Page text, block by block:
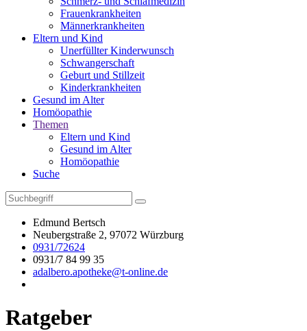
Frauenkrankheiten
Männerkrankheiten
Eltern und Kind
Unerfüllter Kinderwunsch
Schwangerschaft
Geburt und Stillzeit
Kinderkrankheiten
Gesund im Alter
Homöopathie
Themen
Eltern und Kind
Gesund im Alter
Homöopathie
Suche
Edmund Bertsch
Neubergstraße 2, 97072 Würzburg
0931/72624
0931/7 84 99 35
adalbero.apotheke@t-online.de
Ratgeber